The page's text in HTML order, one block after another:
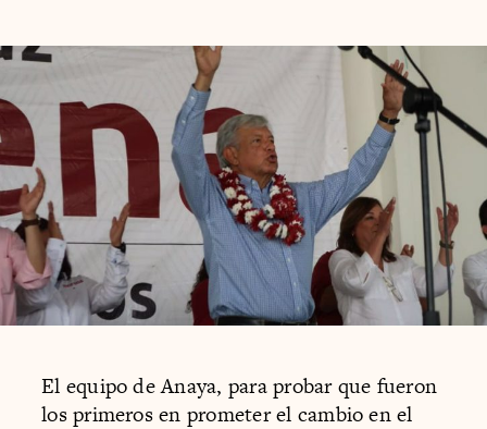
El equipo de Anaya, para probar que fueron
los primeros en prometer el cambio en el